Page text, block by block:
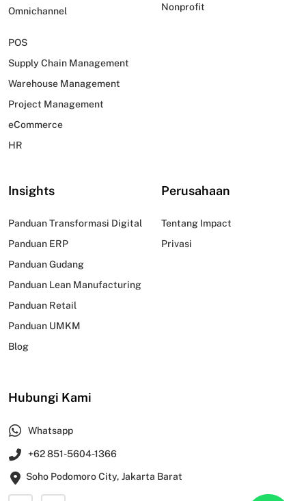
Omnichannel
POS
Supply Chain Management
Warehouse Management
Project Management
eCommerce
HR
Nonprofit
Insights
Panduan Transformasi Digital
Panduan ERP
Panduan Gudang
Panduan Lean Manufacturing
Panduan Retail
Panduan UMKM
Blog
Perusahaan
Tentang Impact
Privasi
Hubungi Kami
Whatsapp
+62 851-5604-1366
Soho Podomoro City, Jakarta Barat